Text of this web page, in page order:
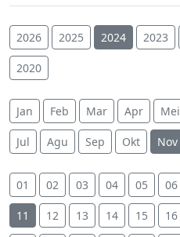
2026 2025 2024 2023
2020
Jan Feb Mar Apr Mei
Jul Agu Sep Okt Nov
01 02 03 04 05 06
11 12 13 14 15 16